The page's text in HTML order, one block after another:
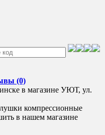
(0)
в магазине УЮТ, ул.
компрессионные
в нашем магазине